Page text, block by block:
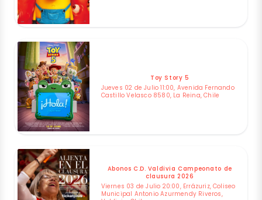
Toy Story 5
Jueves 02 de Julio 11:00, Avenida Fernando
Castillo Velasco 8580, La Reina, Chile
Abonos C.D. Valdivia Campeonato de
clausura 2026
Viernes 03 de Julio 20:00, Errázuriz, Coliseo
Municipal Antonio Azurmendy Riveros,